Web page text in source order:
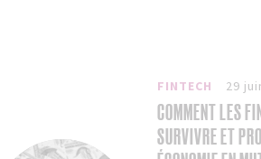
FINTECH 29
COMMENT LES
SURVIVRE ET